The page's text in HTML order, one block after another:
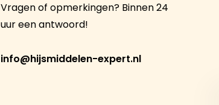
Vragen of opmerkingen? Binnen 24
uur een antwoord!
info@hijsmiddelen-expert.nl